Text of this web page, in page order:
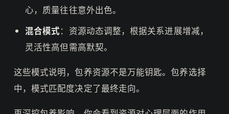
心，质量往往意外出色。
混合模式：资源动态调整，根据关系进展增减，
灵活性高但需高默契。
这些模式说明，包养资源不是万能钥匙。包养选择
中，模式匹配度决定了最终走向。